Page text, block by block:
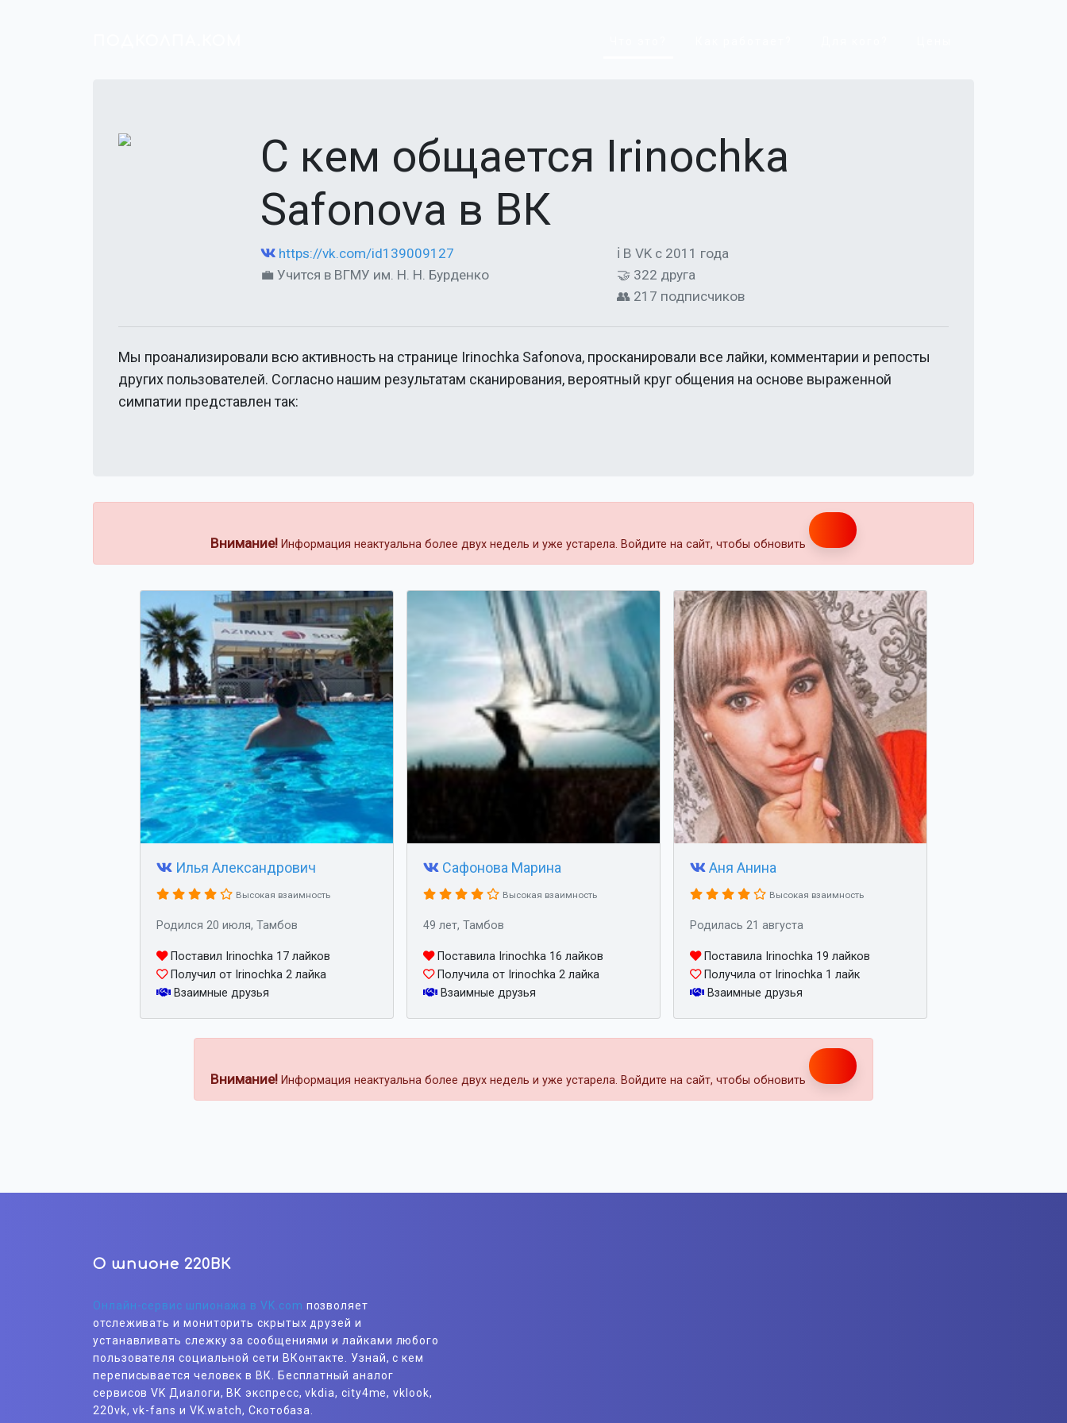
С кем общается Irinochka
Safonova в ВК
https://vk.com/id139009127
💼 Учится в ВГМУ им. Н. Н. Бурденко
ℹ В VK с 2011 года
🤝 322 друга
👥 217 подписчиков
Мы проанализировали всю активность на странице Irinochka Safonova, просканировали все лайки, комментарии и репосты
других пользователей. Согласно нашим результатам сканирования, вероятный круг общения на основе выраженной
симпатии представлен так:
Внимание! Информация неактуальна более двух недель и уже устарела. Войдите на сайт, чтобы обновить
Илья Александрович
Высокая взаимность
Родился 20 июля, Тамбов
Поставил Irinochka 17 лайков
Получил от Irinochka 2 лайка
Взаимные друзья
Сафонова Марина
Высокая взаимность
49 лет, Тамбов
Поставила Irinochka 16 лайков
Получила от Irinochka 2 лайка
Взаимные друзья
Аня Анина
Высокая взаимность
Родилась 21 августа
Поставила Irinochka 19 лайков
Получила от Irinochka 1 лайк
Взаимные друзья
Внимание! Информация неактуальна более двух недель и уже устарела. Войдите на сайт, чтобы обновить
О шпионе 220ВК
Онлайн-сервис шпионажа в VK.com позволяет
отслеживать и мониторить скрытых друзей и
устанавливать слежку за сообщениями и лайками любого
пользователя социальной сети ВКонтакте. Узнай, с кем
переписывается человек в ВК. Бесплатный аналог
сервисов VK Диалоги, ВК экспресс, vkdia, city4me, vklook,
220vk, vk-fans и VK.watch, Скотобаза.